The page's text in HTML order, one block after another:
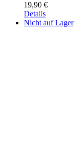
19,90 €
Details
Nicht auf Lager